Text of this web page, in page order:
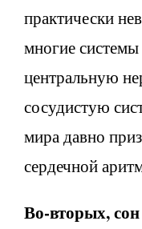
практически
многие
центральную
сосудистую
мира давно
сердечной
Во-вторых,